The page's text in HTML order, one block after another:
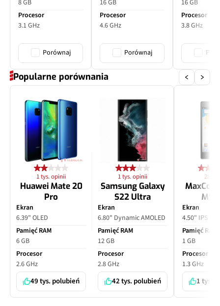
8 GB
Procesor
3.1 GHz
Porównaj
16 GB
Procesor
4.6 GHz
Porównaj
16 GB
Procesor
3.8 GHz
Popularne porównania
1 tys. opinii
Huawei Mate 20
Pro
Ekran
6.39" OLED
Pamięć RAM
6 GB
Procesor
2.6 GHz
49 tys. polubień
1 tys. opinii
Samsung Galaxy
S22 Ultra
Ekran
6.80" Dynamic AMOLED
Pamięć RAM
12 GB
Procesor
2.8 GHz
42 tys. polubień
28
Ekran
4.50" IPS
Pamięć RAM
1 GB
Procesor
1.3 GHz
1 tys.